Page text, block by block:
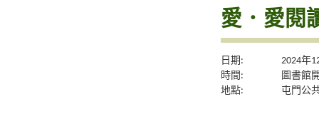
愛．愛閱
日期:
2024年
時間:
圖書館
地點:
屯門公